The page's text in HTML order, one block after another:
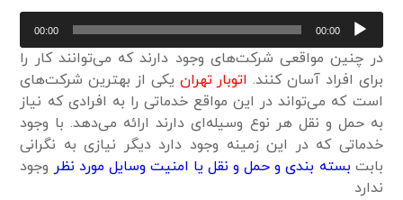
پخش‌کننده
صوت
00:00
00:00
در چنین مواقعی شرکت‌های وجود دارند که می‌توانند کار را
برای افراد آسان کنند. اتوبار تهران یکی از بهترین شرکت‌های
است که می‌تواند در این مواقع خدماتی را به افرادی که نیاز
به حمل و نقل هر نوع وسیله‌ای دارند ارائه می‌دهد. با وجود
خدماتی که در این زمینه وجود دارد دیگر نیازی به نگرانی
بابت بسته بندی و حمل و نقل یا امنیت وسایل مورد نظر وجود
ندارد